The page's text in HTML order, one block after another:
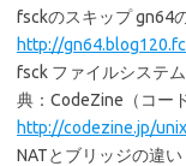
fsckのスキップ gn64
http://
fsck ファイルシステ
典：CodeZine（コー
http://codezine.jp/
NATとブリッジの違い